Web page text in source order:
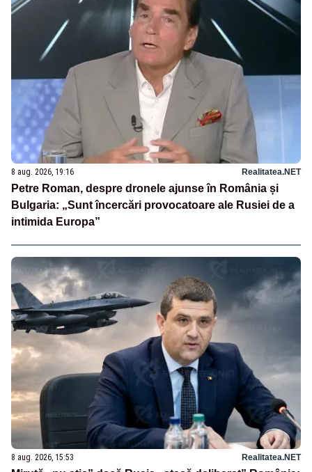
8 aug. 2026, 19:16 Realitatea.NET
Petre Roman, despre dronele ajunse în România și
Bulgaria: „Sunt încercări provocatoare ale Rusiei de a
intimida Europa”
8 aug. 2026, 15:53 Realitatea.NET